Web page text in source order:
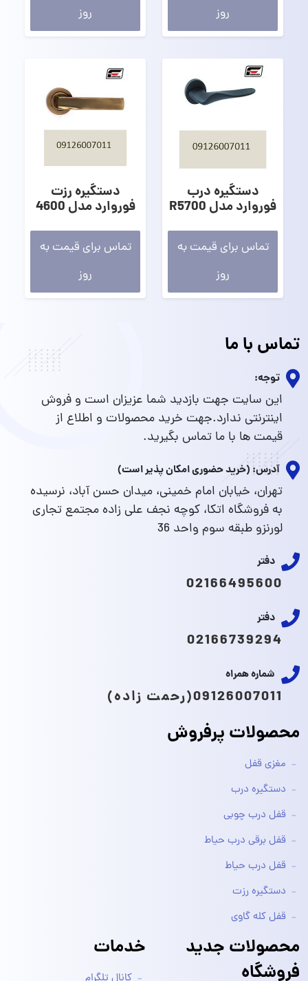
روز
روز
دستگیره درب
فوروارد مدل R5700
تماس برای قیمت به
روز
دستگیره رزت
فوروارد مدل 4600
تماس برای قیمت به
روز
تماس با ما
توجه:
این سایت جهت بازدید شما عزیزان است و فروش
اینترنتی ندارد.جهت خرید محصولات و اطلاع از
قیمت ها با ما تماس بگیرید.
آدرس: (خرید حضوری امکان پذیر است)
تهران، خیابان امام خمینی، میدان حسن آباد، نرسیده
به فروشگاه اتکا، کوچه نجف علی زاده مجتمع تجاری
لورنزو طبقه سوم واحد 36
دفتر
02166495600
دفتر
02166739294
شماره همراه
09126007011(رحمت زاده)
محصولات پرفروش
مغزی قفل
دستگیره درب
قفل درب چوبی
قفل برقی درب حیاط
قفل درب حیاط
دستگیره رزت
قفل کله گاوی
محصولات جدید
فروشگاه
خدمات